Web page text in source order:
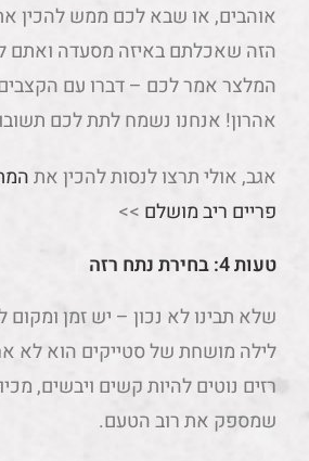
אוהבים, או שבא לכם ממש להכין
הזה שאכלתם באיזה מסעדה ואתם
המלצר אמר לכם – דברו עם
אהרון! אנחנו נשמח לתת לכם
אגב, אולי תרצו לנסות להכין את
פריים ריב מושלם >>
טעות 4: בחירת נתח רזה
שלא תבינו לא נכון – יש זמן ומקום
לילה מושחת של סטייקים הוא לא
רזים נוטים להיות קשים ויבשים,
שמספק את רוב הטעם.